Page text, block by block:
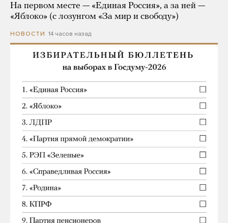
На первом месте — «Единая Россия», а за ней —
«Яблоко» (с лозунгом «За мир и свободу»)
НОВОСТИ 14 часов назад